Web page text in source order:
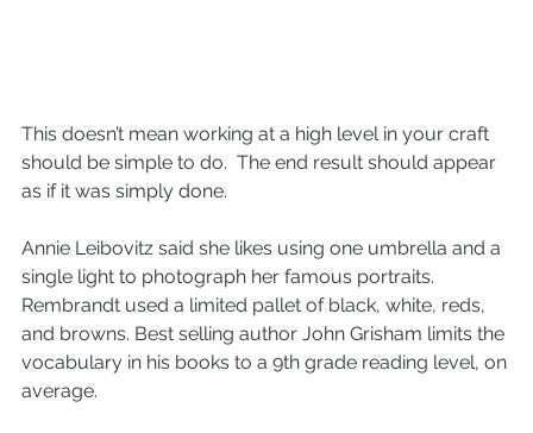
This doesn’t mean working at a high level in your craft
should be simple to do.  The end result should appear
as if it was simply done.
Annie Leibovitz said she likes using one umbrella and a
single light to photograph her famous portraits.
Rembrandt used a limited pallet of black, white, reds,
and browns. Best selling author John Grisham limits the
vocabulary in his books to a 9th grade reading level, on
average.